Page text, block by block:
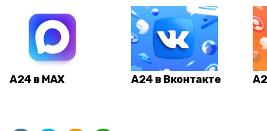
А24 в MAX А24 в Вконтакте